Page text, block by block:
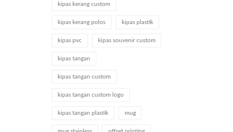
kipas kerang custom
kipas kerang polos kipas plastik
kipas pvc kipas souvenir custom
kipas tangan
kipas tangan custom
kipas tangan custom logo
kipas tangan plastik mug